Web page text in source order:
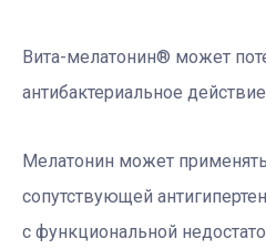
Вита-мелатонин® может
антибактериальное
Мелатонин может
сопутствующей
с функциональной